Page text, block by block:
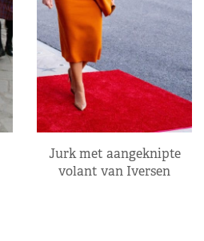
Jurk met aangeknipte
volant van Iversen